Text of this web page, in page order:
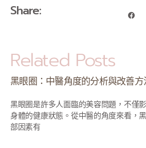
Share:
Related Posts
黑眼圈：中醫角度的分析與改善方
黑眼圈是許多人面臨的美容問題，不僅
身體的健康狀態。從中醫的角度來看，
部因素有